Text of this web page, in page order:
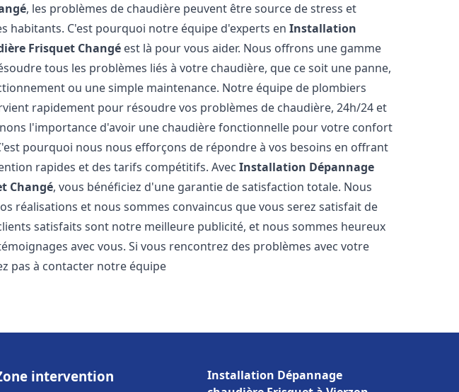
, les problèmes de chaudière peuvent être source de stress et
habitants. C'est pourquoi notre équipe d'experts enInstallation
Frisquet Changé est là pour vous aider. Nous offrons une gamme
tous les problèmes liés à votre chaudière, que ce soit une panne,
ou une simple maintenance. Notre équipe de plombiers
rapidement pour résoudre vos problèmes de chaudière, 24h/24 et
l'importance d'avoir une chaudière fonctionnelle pour votre confort
pourquoi nous nous efforçons de répondre à vos besoins en offrant
rapides et des tarifs compétitifs. AvecInstallation Dépannage
Changé, vous bénéficiez d'une garantie de satisfaction totale. Nous
réalisations et nous sommes convaincus que vous serez satisfait de
satisfaits sont notre meilleure publicité, et nous sommes heureux
avec vous. Si vous rencontrez des problèmes avec votre
pas à contacter notre équipe
intervention
Installation Dépannage